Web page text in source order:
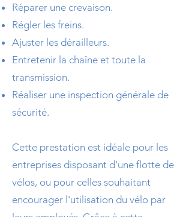
Réparer une crevaison.
Régler les freins.
Ajuster les dérailleurs.
Entretenir la chaîne et toute la
transmission.
Réaliser une inspection générale de
sécurité.
Cette prestation est idéale pour les
entreprises disposant d'une flotte de
vélos, ou pour celles souhaitant
encourager l'utilisation du vélo par